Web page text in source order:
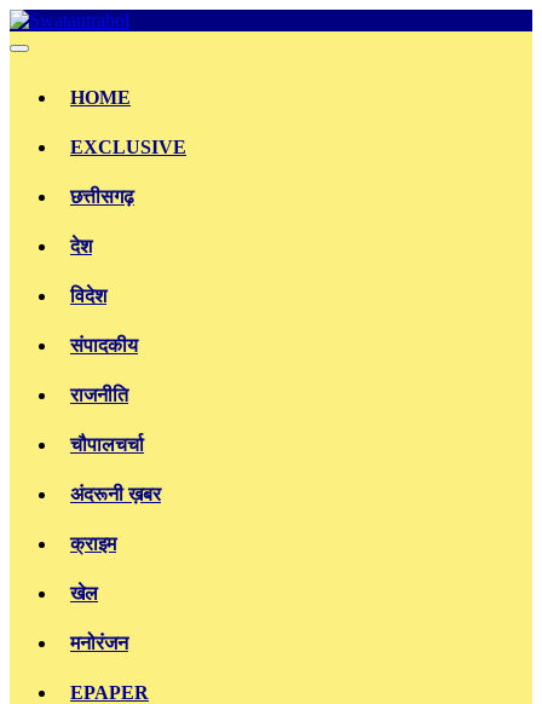
Skip
to
HOME
EXCLUSIVE
छत्तीसगढ़
देश
विदेश
संपादकीय
राजनीति
चौपालचर्चा
अंदरूनी ख़बर
क्राइम
खेल
मनोरंजन
EPAPER